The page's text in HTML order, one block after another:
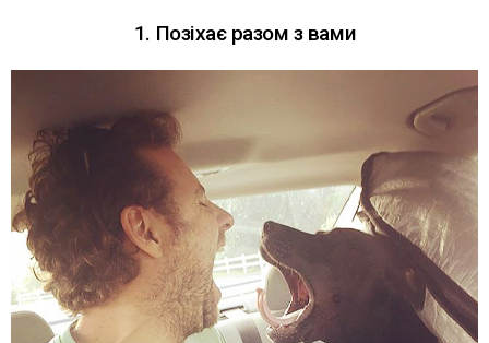
1. Позіхає разом з вами